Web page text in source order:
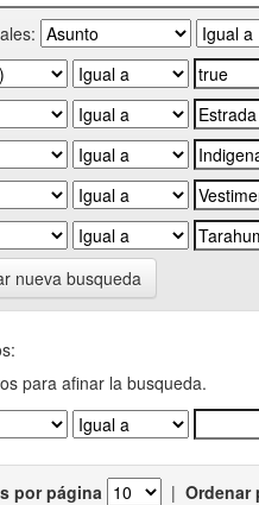
nueva busqueda
para afinar la busqueda.
por página | Ordenar